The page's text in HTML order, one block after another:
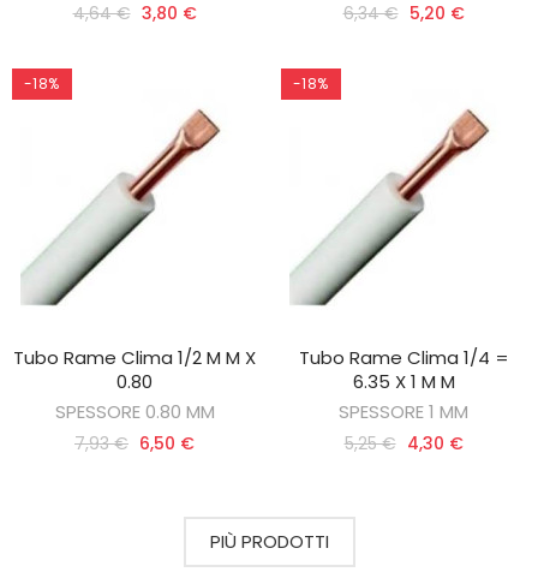
4,64 € 3,80 € 6,34 € 5,20 €
-18%
AGGIUNGI AL CARRELLO
Tubo Rame Clima 1/2 M M X
0.80
SPESSORE 0.80 MM
7,93 € 6,50 €
-18%
AGGIUNGI AL CARRELLO
Tubo Rame Clima 1/4 =
6.35 X 1 M M
SPESSORE 1 MM
5,25 € 4,30 €
PIÙ PRODOTTI